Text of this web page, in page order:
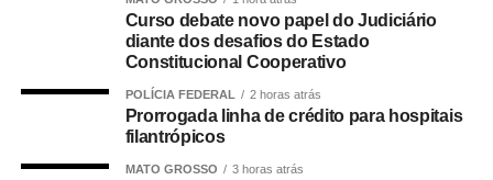
levada à convenção partidária.
“Foi uma escolha política apresentada, construída e
formalizada dentro do processo partidário, inclusive com
a realização da convenção.”
A partir da definição, afirmou o empresário, pessoas
Curso debate novo papel do Judiciário
diante dos desafios do Estado
Constitucional Cooperativo
POLÍCIA FEDERAL 2 horas atrás
Prorrogada linha de crédito para hospitais
filantrópicos
MATO GROSSO 3 horas atrás